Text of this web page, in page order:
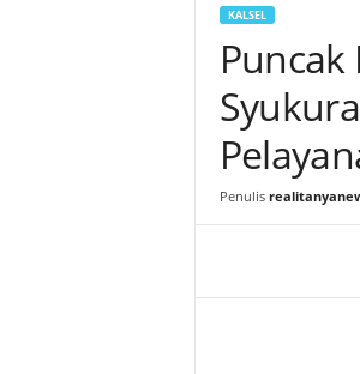
KALSEL
Puncak
Penulis